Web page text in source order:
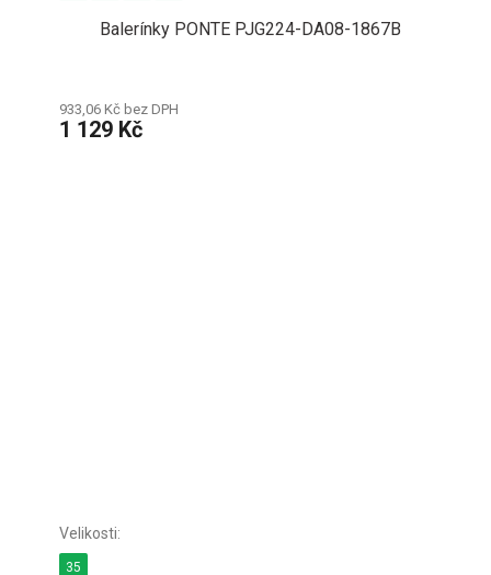
Balerínky PONTE PJG224-DA08-1867B
933,06 Kč bez DPH
1 129 Kč
35